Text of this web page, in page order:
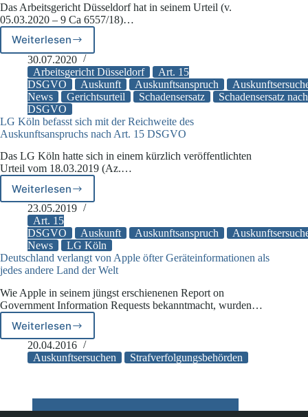
den
Versicherer
Das Arbeitsgericht Düsseldorf hat in seinem Urteil (v.
05.03.2020 – 9 Ca 6557/18)…
WeiterlesenSchadensersatz
in
Höhe
von
5000
Euro
für
Verstoß
gegen
das
Auskunftsrecht
30.07.2020
Arbeitsgericht Düsseldorf
Art. 15
DSGVO
Auskunft Auskunftsanspruch
News
Gerichtsurteil Schadensersatz
Schadensersatz
DSGVO
LG Köln befasst sich mit der Reichweite des
Auskunftsanspruchs nach Art. 15 DSGVO
Das LG Köln hatte sich in einem kürzlich veröffentlichten
Urteil vom 18.03.2019 (Az.…
Weiterlesen
LG
Köln
befasst
sich
mit
der
Reichweite
des
Auskunftsanspruchs
nach
Art.
15
DSGVO
23.05.2019
Art. 15
DSGVO
Auskunft Auskunftsanspruch
News
LG Köln
Deutschland verlangt von Apple öfter Geräteinformationen als
jedes andere Land der Welt
Wie Apple in seinem jüngst erschienenen Report on
Government Information Requests bekanntmacht, wurden…
WeiterlesenDeutschland
verlangt
von
Geräteinformationen
als
20.04.2016
Auskunftsersuchen
Strafverfolgungsbehörden